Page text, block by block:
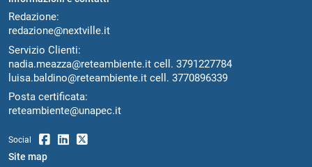
Redazione:
redazione@nextville.it
Servizio Clienti:
nadia.meazza@reteambiente.it cell. 3791227784
luisa.baldino@reteambiente.it cell. 3770896339
Posta certificata:
reteambiente@unapec.it
Social
Site map